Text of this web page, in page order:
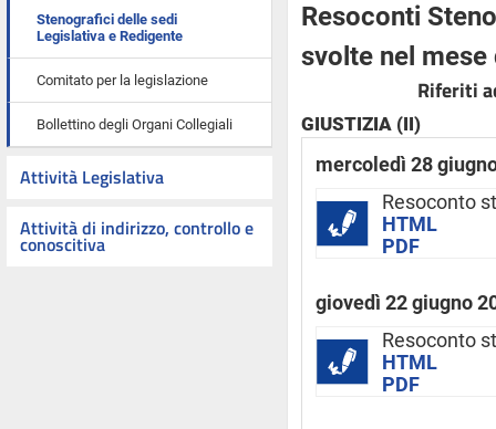
Stenografici delle sedi
Legislativa e Redigente
Comitato per la legislazione
Bollettino degli Organi Collegiali
Attività Legislativa
Attività di indirizzo, controllo e
conoscitiva
Resoconti
svolte nel
Riferiti
GIUSTIZIA (II)
mercoledì 28
Resoconto
HTML
PDF
giovedì 22 giugno
Resoconto
HTML
PDF